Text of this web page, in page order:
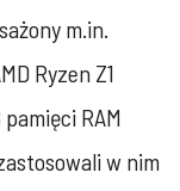
m.in.
Ryzen Z1
RAM
w nim